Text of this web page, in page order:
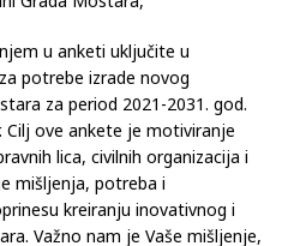
u istraživanju za
plana.
Grada Mostara,
u anketi uključite u
potrebe izrade novog
za period 2021-2031. god.
ove ankete je motiviranje